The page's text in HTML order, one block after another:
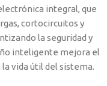
integral, que
cortocircuitos y
la seguridad y
inteligente mejora el
vida útil del sistema.